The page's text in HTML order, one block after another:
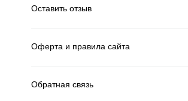
Оставить отзыв
Оферта и правила сайта
Обратная связь